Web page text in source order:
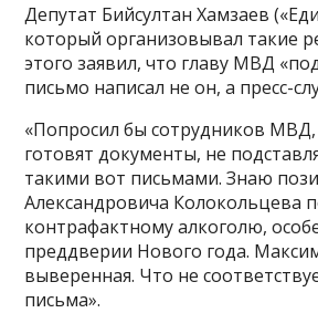
Депутат Бийсултан Хамзаев
который организовывал такие
этого заявил, что главу МВД
письмо написал не он, а пресс-
«Попросил бы сотрудников
готовят документы, не
такими вот письмами. Знаю
Александровича Колокольцева
контрафактному алкоголю,
преддверии Нового года.
выверенная. Что не
письма».